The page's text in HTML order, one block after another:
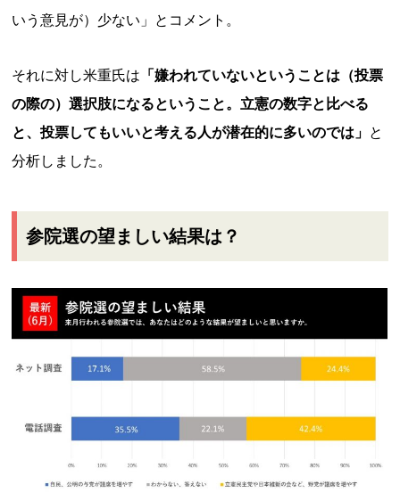
いう意見が）少ない」とコメント。
それに対し米重氏は 「嫌われていないということは（投票
の際の）選択肢になるということ。立憲の数字と比べる
と、投票してもいいと考える人が潜在的に多いのでは」 と
分析しました。
参院選の望ましい結果は？